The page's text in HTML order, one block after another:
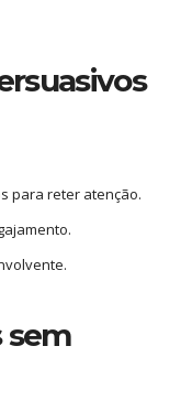
para reter atenção.
sem